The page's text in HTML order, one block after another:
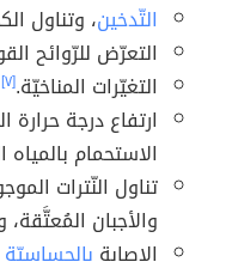
التّدخين، وتناول
التعرّض للرّوائح
التغيّرات المناخيّة.[٧]
ارتفاع درجة
الاستحمام
تناول النّترات
والأجبان
الإصابة